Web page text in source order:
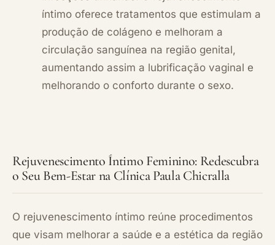
íntimo oferece tratamentos que estimulam a
produção de colágeno e melhoram a
circulação sanguínea na região genital,
aumentando assim a lubrificação vaginal e
melhorando o conforto durante o sexo.
Rejuvenescimento Íntimo Feminino: Redescubra
o Seu Bem-Estar na Clínica Paula Chicralla
O rejuvenescimento íntimo reúne procedimentos
que visam melhorar a saúde e a estética da região